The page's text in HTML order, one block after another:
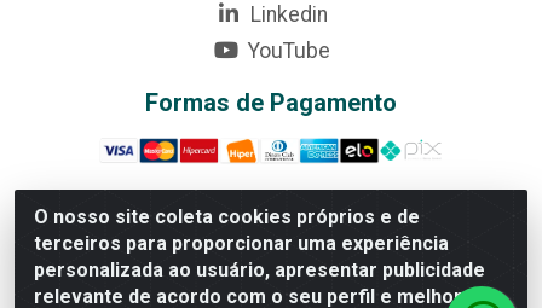
O nosso site coleta cookies próprios e de
terceiros para proporcionar uma experiência
personalizada ao usuário, apresentar publicidade
relevante de acordo com o seu perfil e melhorar a
Linkedin
YouTube
Formas de Pagamento
Rede Brasil - Avenida Universitária, nº 3860, Jardim das
Américas II Etapa - Anápolis/GO - CEP 75070-415 -
CNPJ 07.728.073/0002-24